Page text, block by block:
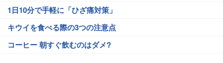
1日10分で手軽に「ひざ痛対策」
キウイを食べる際の3つの注意点
コーヒー 朝すぐ飲むのはダメ?